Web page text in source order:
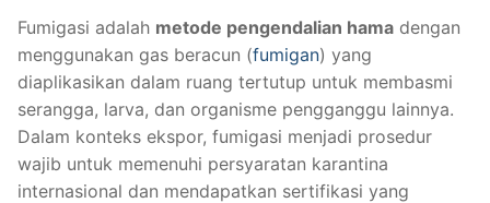
Fumigasi adalah metode pengendalian hama dengan
menggunakan gas beracun (fumigan) yang
diaplikasikan dalam ruang tertutup untuk membasmi
serangga, larva, dan organisme pengganggu lainnya.
Dalam konteks ekspor, fumigasi menjadi prosedur
wajib untuk memenuhi persyaratan karantina
internasional dan mendapatkan sertifikasi yang